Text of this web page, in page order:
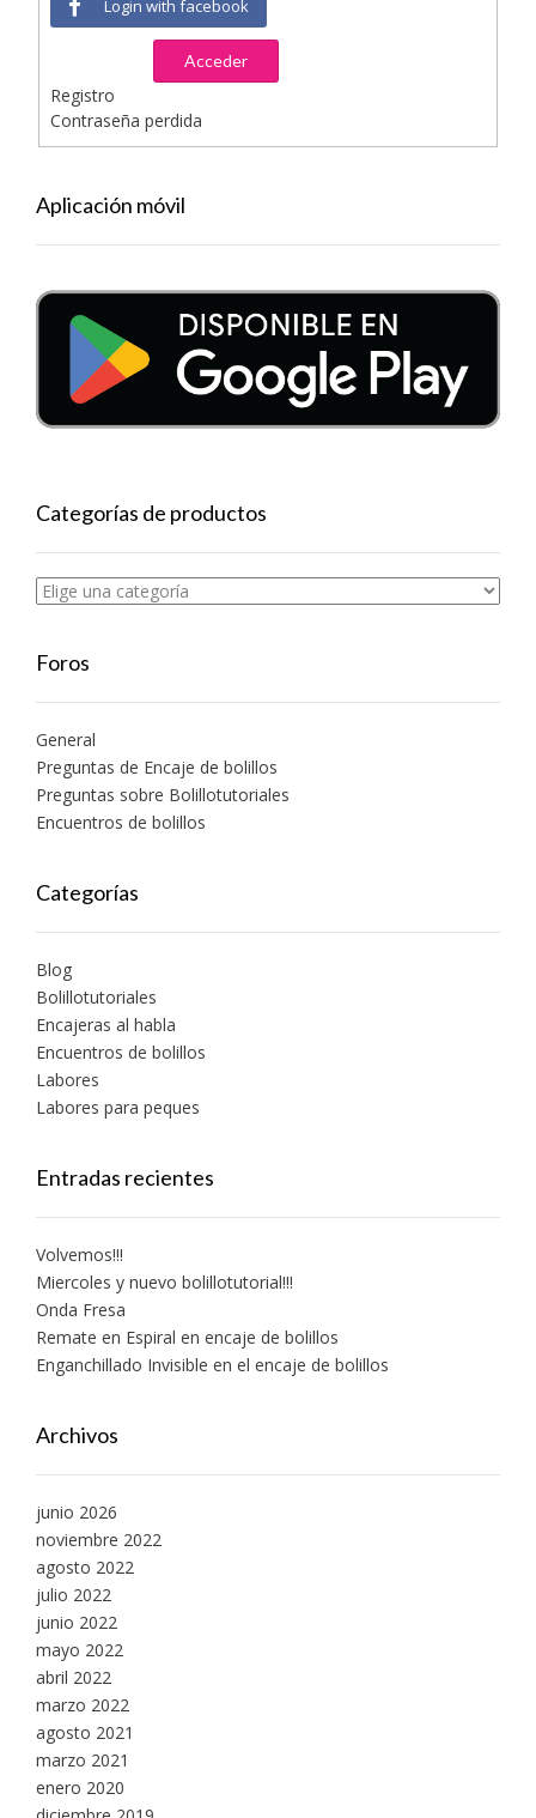
Login with facebook
Acceder
Registro
Contraseña perdida
Aplicación móvil
Categorías de productos
Foros
General
Preguntas de Encaje de bolillos
Preguntas sobre Bolillotutoriales
Encuentros de bolillos
Categorías
Blog
Bolillotutoriales
Encajeras al habla
Encuentros de bolillos
Labores
Labores para peques
Entradas recientes
Volvemos!!!
Miercoles y nuevo bolillotutorial!!!
Onda Fresa
Remate en Espiral en encaje de bolillos
Enganchillado Invisible en el encaje de bolillos
Archivos
junio 2026
noviembre 2022
agosto 2022
julio 2022
junio 2022
mayo 2022
abril 2022
marzo 2022
agosto 2021
marzo 2021
enero 2020